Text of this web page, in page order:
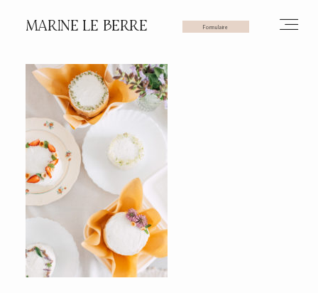
MARINE LE BERRE Formulaire
HOME
PHOTOS
VIDÉOS
SERVICES